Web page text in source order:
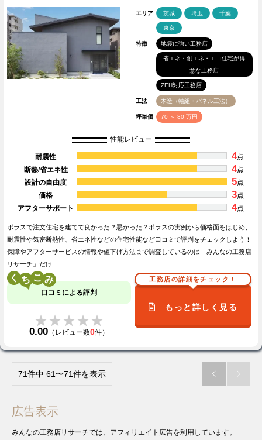
エリア 茨城 埼玉 千葉
東京
特徴 地震に強い工務店
省エネ・創エネ・エコ住宅が得
意な工務店
ZEH対応工務店
工法 木造（軸組・パネル工法）
坪単価 70 ～ 80 万円
性能レビュー
耐震性 4点
断熱/省エネ性
4点
設計の自由度
5点
価格
3点
アフターサポート
4点
ポラスで注文住宅を建てて良かった？悪かった？ポラスの実例から価格面をはじめ、
耐震性や気密断熱性、省エネ性などの住宅性能など口コミで評判をチェックしよう！
保障やアフターサービスの情報や値下げ方法まで調査しているのは「みんなの工務店
リサーチ」だけ…
く こ
口コミによる評判
★★★★★
★★★★★
0.00 （レビュー数0件）
工務店の詳細をチェック！
もっと詳しく見る
71件中 61〜71件を表示  
広告表示
みんなの工務店リサーチでは、アフィリエイト広告を利用しています。